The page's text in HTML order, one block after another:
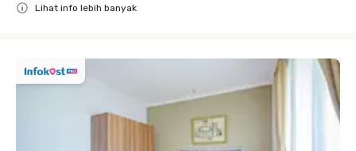
Lihat info lebih banyak